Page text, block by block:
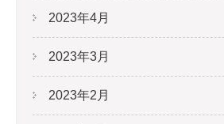
2023年4月
2023年3月
2023年2月